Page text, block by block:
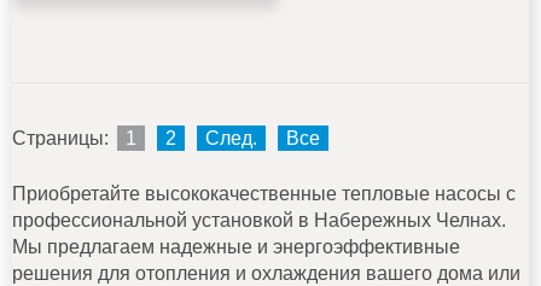
Страницы: 1 2 След. Все
Приобретайте высококачественные тепловые насосы с
профессиональной установкой в Набережных Челнах.
Мы предлагаем надежные и энергоэффективные
решения для отопления и охлаждения вашего дома или